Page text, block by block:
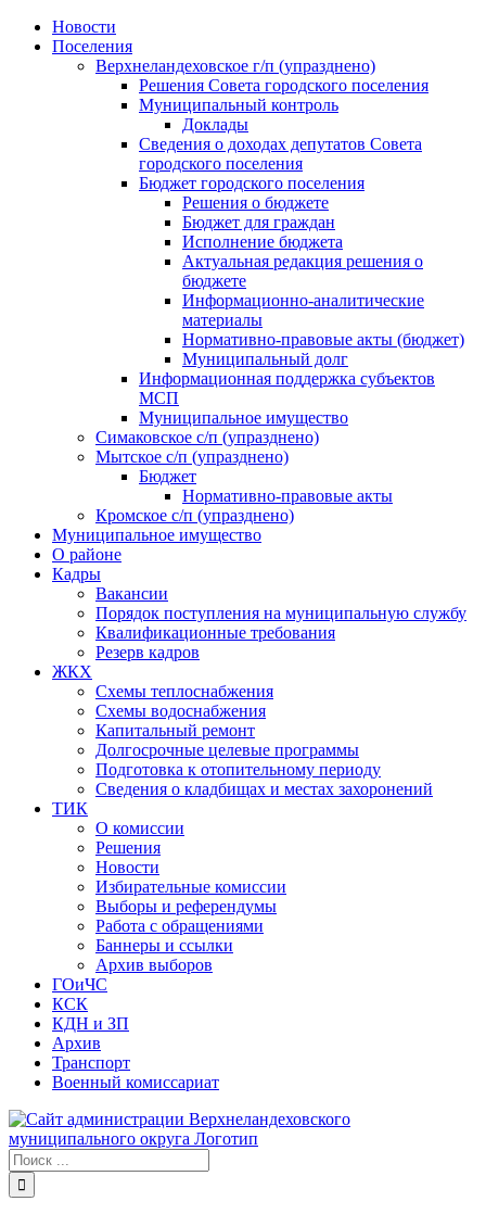
Skip
Новости
Поселения
Верхнеландеховское г/п (упразднено)
Решения Совета городского поселения
Муниципальный контроль
Доклады
Сведения о доходах депутатов Совета
городского поселения
Бюджет городского поселения
Решения о бюджете
Бюджет для граждан
Исполнение бюджета
Актуальная редакция решения о
бюджете
Информационно-аналитические
материалы
Нормативно-правовые акты (бюджет)
Муниципальный долг
Информационная поддержка субъектов
МСП
Муниципальное имущество
Симаковское с/п (упразднено)
Мытское с/п (упразднено)
Бюджет
Нормативно-правовые акты
Кромское с/п (упразднено)
Муниципальное имущество
О районе
Кадры
Вакансии
Порядок поступления на муниципальную службу
Квалификационные требования
Резерв кадров
ЖКХ
Схемы теплоснабжения
Схемы водоснабжения
Капитальный ремонт
Долгосрочные целевые программы
Подготовка к отопительному периоду
Сведения о кладбищах и местах захоронений
ТИК
О комиссии
Решения
Новости
Избирательные комиссии
Выборы и референдумы
Работа с обращениями
Баннеры и ссылки
Архив выборов
ГОиЧС
КСК
КДН и ЗП
Архив
Транспорт
Военный комиссариат
Результат
поиска: